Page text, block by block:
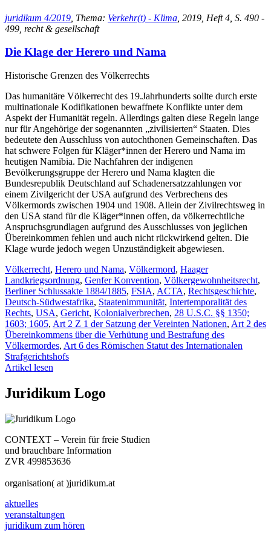
juridikum 4/2019 , Thema: Verkehr(t) - Klima , 2019, Heft 4, S. 490 -
499, recht & gesellschaft
Die Klage der Herero und Nama
Historische Grenzen des Völkerrechts
Das humanitäre Völkerrecht des 19.Jahrhunderts sollte durch erste
multinationale Kodifikationen bewaffnete Konflikte unter dem
Aspekt der Humanität regeln. Allerdings galten diese Regeln lange
nur für Angehörige der sogenannten „zivilisierten“ Staaten. Dies
bedeutete den Ausschluss von autochthonen Gemeinschaften. Das
hat schwere Folgen für Kläger*innen der Herero und Nama im
heutigen Namibia. Die Nachfahren der indigenen
Bevölkerungsgruppe der Herero und Nama klagten die
Bundesrepublik Deutschland auf Schadenersatzzahlungen vor
einem Zivilgericht der USA aufgrund des Verbrechens des
Völkermords zwischen 1904 und 1908. Allein der Zivilrechtsweg in
den USA stand für die Kläger*innen offen, da völkerrechtliche
Anspruchsgrundlagen aufgrund des Ausschlusses von jeglichen
Übereinkommen fehlen und auch nicht rückwirkend gelten. Die
Klage wurde jedoch wegen Unzuständigkeit abgewiesen.
Völkerrecht, Herero und Nama, Völkermord, Haager
Landkriegsordnung, Genfer Konvention, Völkergewohnheitsrecht,
Berliner Schlussakte 1884/1885, FSIA, ACTA, Rechtsgeschichte,
Deutsch-Südwestafrika, Staatenimmunität, Intertemporalität des
Rechts, USA, Gericht, Kolonialverbrechen, 28 U.S.C. §§ 1350;
1603; 1605, Art 2 Z 1 der Satzung der Vereinten Nationen, Art 2 des
Übereinkommens über die Verhütung und Bestrafung des
Völkermordes, Art 6 des Römischen Statut des Internationalen
Strafgerichtshofs
Artikel lesen
Juridikum Logo
CONTEXT – Verein für freie Studien
und brauchbare Information
ZVR 499853636
organisation( at )juridikum.at
aktuelles
veranstaltungen
juridikum zum hören